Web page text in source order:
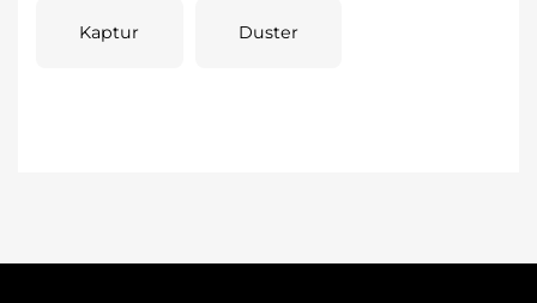
Kaptur Duster